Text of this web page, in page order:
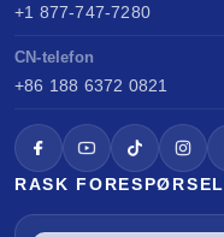
+1 877-747-7280
CN-telefon
+86 188 6372 0821
RASK FORESPØRSEL